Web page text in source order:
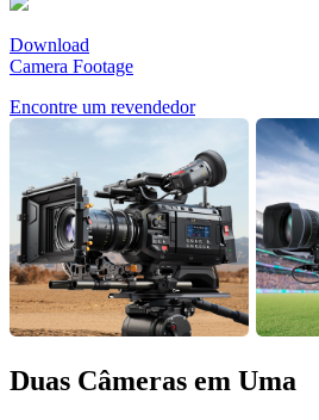
Download
Camera Footage
Encontre um revendedor
Duas Câmeras em Uma